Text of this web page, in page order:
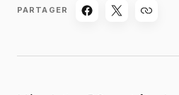
PARTAGER